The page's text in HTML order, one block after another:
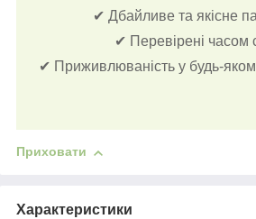
✔ Дбайливе та якісне
✔ Перевірені часом
✔ Приживлюваність у будь-
Приховати
Характеристики